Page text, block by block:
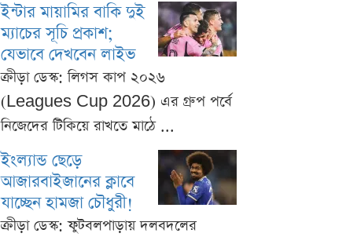
ইন্টার মায়ামির বাকি দুই
ম্যাচের সূচি প্রকাশ;
যেভাবে দেখবেন লাইভ
ক্রীড়া ডেস্ক: লিগস কাপ ২০২৬
(Leagues Cup 2026) এর গ্রুপ পর্বে
নিজেদের টিকিয়ে রাখতে মাঠে ...
ইংল্যান্ড ছেড়ে
আজারবাইজানের ক্লাবে
যাচ্ছেন হামজা চৌধুরী!
ক্রীড়া ডেস্ক: ফুটবলপাড়ায় দলবদলের